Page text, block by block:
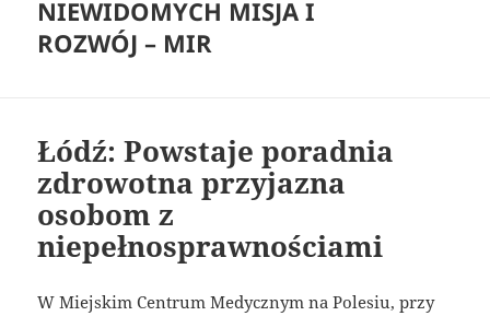
NIEWIDOMYCH MISJA I
ROZWÓJ – MIR
Łódź: Powstaje poradnia
zdrowotna przyjazna
osobom z
niepełnosprawnościami
W Miejskim Centrum Medycznym na Polesiu, przy